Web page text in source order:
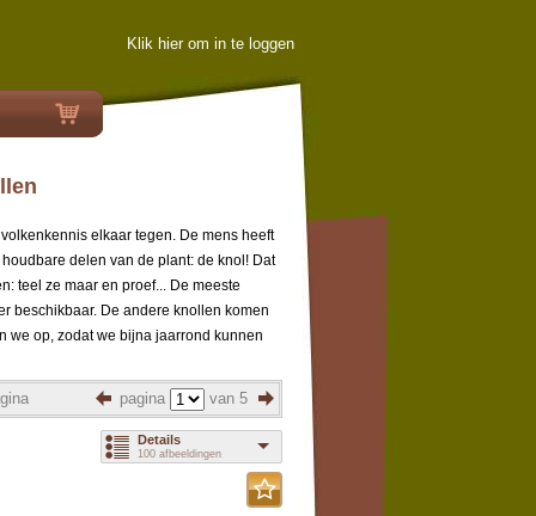
Klik hier om in te loggen
elkaar tegen. De mens heeft
delen van de plant: de knol! Dat
teel ze maar en proef... De meeste
beschikbaar. De andere knollen komen
we op, zodat we bijna jaarrond kunnen
pagina van 5
Details
100 afbeeldingen